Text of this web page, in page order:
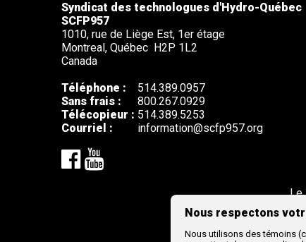
Syndicat des technologues d'Hydro-Québec
SCFP957
1010, rue de Liège Est, 1er étage
Montreal, Québec H2P 1L2
Canada
Téléphone :
514.389.0957
Sans frais :
800.267.0929
Télécopieur : 514.389.5253
Courriel :
information@scfp957.org
Le
Nous respectons
Nous utilisons des témoins